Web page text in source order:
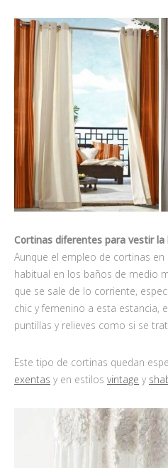
Cortinas diferentes para vestir la
Aunque el empleo de cortinas
habitual en los baños de medio
que se sale de lo corriente,
chic y femenino a esta estancia,
puntillas y relieves como si se
Este tipo de cortinas quedan
exentas y en estilos vintage y